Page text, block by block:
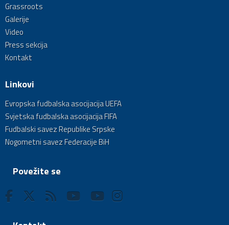
Grassroots
Galerije
Video
Press sekcija
Kontakt
Linkovi
Evropska fudbalska asocijacija UEFA
Svjetska fudbalska asocijacija FIFA
Fudbalski savez Republike Srpske
Nogometni savez Federacije BiH
Povežite se